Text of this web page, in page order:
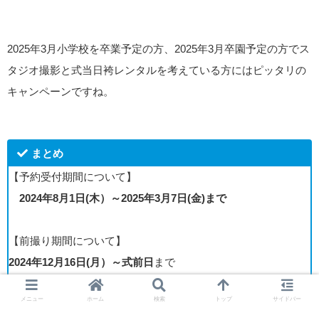
2025年3月小学校を卒業予定の方、2025年3月卒園予定の方でス
タジオ撮影と式当日袴レンタルを考えている方にはピッタリの
キャンペーンですね。
まとめ
【予約受付期間について】
2024年8月1日(木）～2025年3月7日(金)まで
【前撮り期間について】
2024年12月16日(月）～式前日 まで
メニュー ホーム 検索 トップ サイドバー